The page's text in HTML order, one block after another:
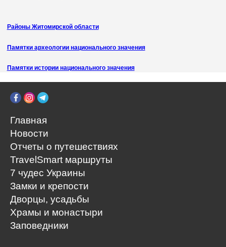
Районы Житомирской области
Памятки археологии национального значения
Памятки истории национального значения
Главная
Новости
Отчеты о путешествиях
TravelSmart маршруты
7 чудес Украины
Замки и крепости
Дворцы, усадьбы
Храмы и монастыри
Заповедники